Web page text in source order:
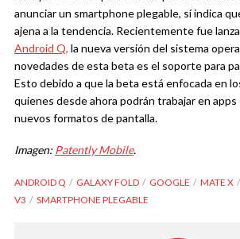
anunciar un smartphone plegable, sí indica
ajena a la tendencia. Recientemente fue
Android Q, la nueva versión del sistema
novedades de esta beta es el soporte para
Esto debido a que la beta está enfocada en
quienes desde ahora podrán trabajar en apps
nuevos formatos de pantalla.
Imagen: Patently Mobile.
ANDROID Q GALAXY FOLD GOOGLE MATE X
V3
SMARTPHONE PLEGABLE